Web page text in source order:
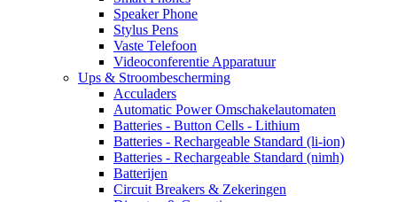
Speaker Phone
Stylus Pens
Vaste Telefoon
Videoconferentie Apparatuur
Ups & Stroombescherming
Acculaders
Automatic Power Omschakelautomaten
Batteries - Button Cells - Lithium
Batteries - Rechargeable Standard (li-ion)
Batteries - Rechargeable Standard (nimh)
Batterijen
Circuit Breakers & Zekeringen